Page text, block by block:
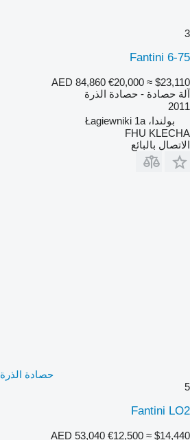
3
Fantini 6-75
AED 84,860 €20,000 ≈ $23,110
آلة حصادة - حصادة الذرة
2011
بولندا، Łagiewniki 1a
FHU KLECHA
الاتصال بالبائع
حصادة الذرة Fantini LO2
5
Fantini LO2
AED 53,040 €12,500 ≈ $14,440